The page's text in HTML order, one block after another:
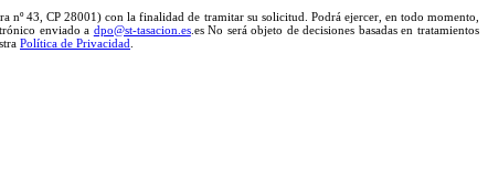
43, CP 28001) con la finalidad de tramitar su solicitud. Podrá ejercer, en todo momento,
enviado a dpo@st-tasacion.es.es No será objeto de decisiones basadas en tratamientos
Política de Privacidad